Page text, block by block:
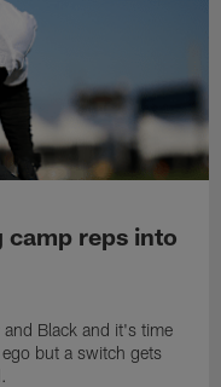
reps into
Black and it's time
but a switch gets